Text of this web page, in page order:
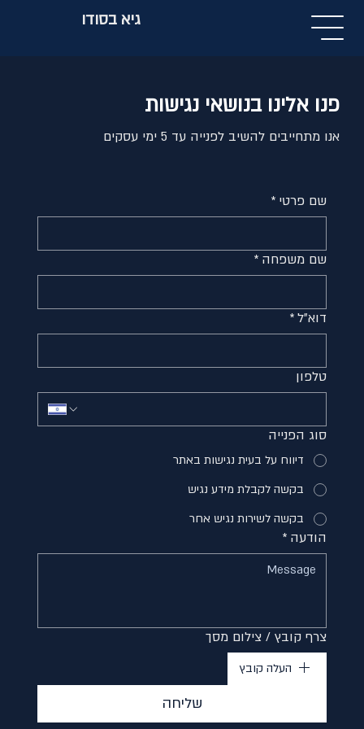
גיא בסודו
שם פרטי *
שם משפחה *
דוא״ל*
טלפון
סוג הפנייה
דיווח על בעית נגישות באתר
בקשה לקבלת מידע נגיש
בקשה לשירות נגיש אחר
הודעה *
צרף קובץ / צילום מסך
העלה קובץ
שליחה
פנו אלינו בנושאי נגישות
אנו מתחייבים להשיב לפנייה עד 5 ימי עסקים